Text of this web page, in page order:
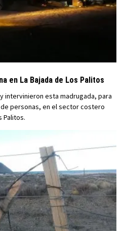
en La Bajada de Los Palitos
intervinieron esta madrugada, para
personas, en el sector costero
Palitos.